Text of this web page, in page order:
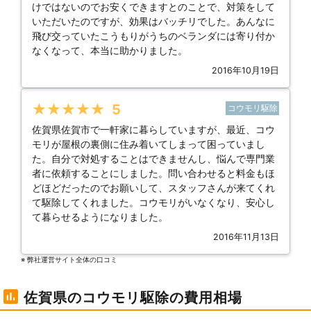
けではないのでお安くできますとのことで、対策をして
いただいたのですが、効果はバッチリでした。あんなに
飛び交っていたこうもりがうちのベランダには寄り付か
なくなって、本当に助かりました。
2016年10月19日
★★★★★ 5 コウモリ駆除
佐賀県佐賀市で一軒家に暮らしていますが、最近、コウ
モリが屋根の裏側に住み着いてしまって困っていまし
た。自分で対処することはできませんし、悩んで専門業
者に依頼することにしました。問い合わせると料金もほ
どほどだったのでお願いして、スタッフさんが来てくれ
て駆除してくれました。コウモリがいなくなり、安心し
て暮らせるようになりました。
2016年11月13日
※ 弊社運営サイト全体の⼝コミ
佐賀県のコウモリ駆除の費用相場